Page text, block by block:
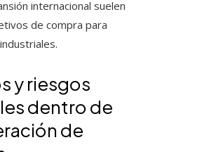
internacional suelen
de compra para
y riesgos
dentro de
de